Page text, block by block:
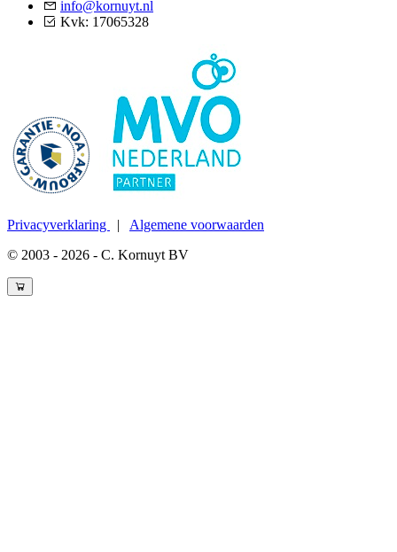
info@kornuyt.nl
Kvk: 17065328
Privacyverklaring | Algemene voorwaarden
© 2003 - 2026 - C. Kornuyt BV